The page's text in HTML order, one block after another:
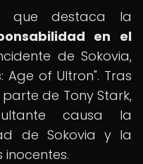
que destaca la
en el
de Sokovia,
Age of Ultron". Tras
de Tony Stark,
causa la
de Sokovia y la